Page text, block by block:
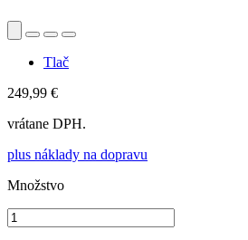
Tlač
249,99 €
vrátane DPH.
plus náklady na dopravu
Množstvo